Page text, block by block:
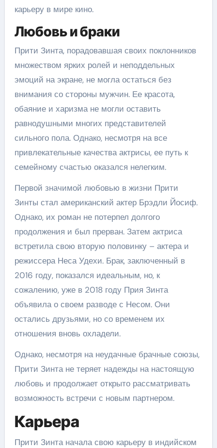
карьеру в мире кино.
Любовь и браки
Прити Зинта, порадовавшая своих поклонников
множеством ярких ролей и неподдельных
эмоций на экране, не могла остаться без
внимания со стороны мужчин. Ее красота,
обаяние и харизма не могли оставить
равнодушными многих представителей
сильного пола. Однако, несмотря на все
привлекательные качества актрисы, ее путь к
семейному счастью оказался нелегким.
Первой значимой любовью в жизни Прити
Зинты стал американский актер Брэдли Йосиф.
Однако, их роман не потерпел долгого
продолжения и был прерван. Затем актриса
встретила свою вторую половинку – актера и
режиссера Неса Удехи. Брак, заключенный в
2016 году, показался идеальным, но, к
сожалению, уже в 2018 году Прия Зинта
объявила о своем разводе с Несом. Они
остались друзьями, но со временем их
отношения вновь охладели.
Однако, несмотря на неудачные брачные союзы,
Прити Зинта не теряет надежды на настоящую
любовь и продолжает открыто рассматривать
возможность встречи с новым партнером.
Карьера
Прити Зинта начала свою карьеру в индийском